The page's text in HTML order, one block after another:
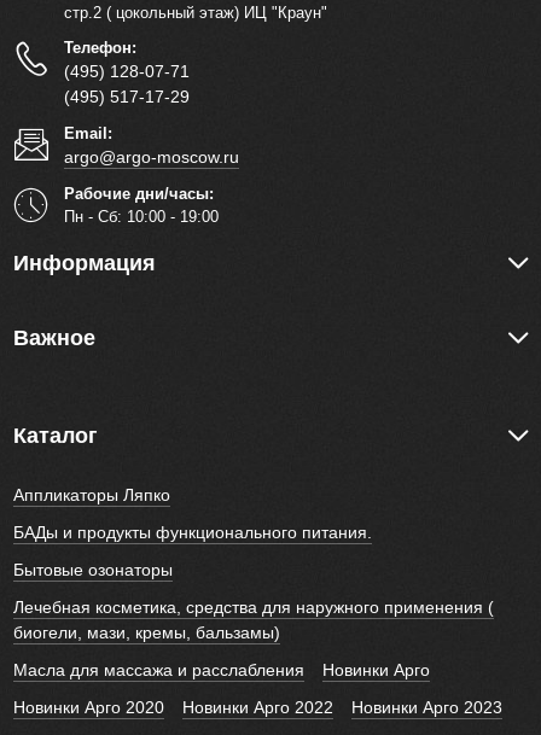
стр.2 ( цокольный этаж) ИЦ "Краун"
Телефон:
(495) 128-07-71
(495) 517-17-29
Email:
argo@argo-moscow.ru
Рабочие дни/часы:
Пн - Cб: 10:00 - 19:00
Информация
Важное
Каталог
Аппликаторы Ляпко
БАДы и продукты функционального питания.
Бытовые озонаторы
Лечебная косметика, средства для наружного применения (
биогели, мази, кремы, бальзамы)
Масла для массажа и расслабления
Новинки Арго
Новинки Арго 2020
Новинки Арго 2022
Новинки Арго 2023